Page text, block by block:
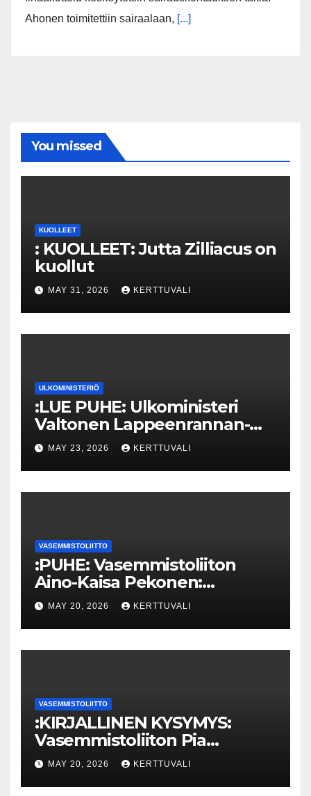
Ahonen toimitettiin sairaalaan, [...]
You missed
KUOLLEET
: KUOLLEET: Jutta Zilliacus on
kuollut
MAY 31, 2026 KERTTUVALI
ULKOMINISTERIÖ
:LUE PUHE: Ulkoministeri
Valtonen Lappeenrannan-
Lahden teknillisen yliopiston
kunniatohtoriksi
MAY 23, 2026 KERTTUVALI
VASEMMISTOLIITTO
:PUHE: Vasemmistoliiton
Aino-Kaisa Pekonen:
Eriarvoistumisen
pysäyttäminen luo
turvallisuutta
MAY 20, 2026 KERTTUVALI
VASEMMISTOLIITTO
:KIRJALLINEN KYSYMYS:
Vasemmistoliiton Pia
Lohikoski: Missä viipyy Orpon
hallituksen drooniohjeistus
MAY 20, 2026 KERTTUVALI